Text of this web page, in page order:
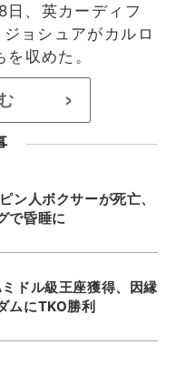
、英カーディフ
ョシュアがカルロ
収めた。
>
ン人ボクサーが死亡、
で昏睡に
ドル級王座獲得、因縁
ムにTKO勝利